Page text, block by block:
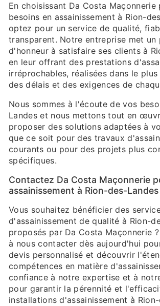
En choisissant Da Costa Maçonnerie
besoins en assainissement à Rion-
optez pour un service de qualité,
transparent. Notre entreprise met un
d'honneur à satisfaire ses clients à
en leur offrant des prestations
irréprochables, réalisées dans le
des délais et des exigences de
Nous sommes à l'écoute de vos
Landes et nous mettons tout en
proposer des solutions adaptées à
que ce soit pour des travaux
courants ou pour des projets plus
spécifiques.
Contactez Da Costa Maçonnerie
assainissement à Rion-des-Landes
Vous souhaitez bénéficier des
d'assainissement de qualité à Rion-
proposés par Da Costa Maçonnerie
à nous contacter dès aujourd'hui
devis personnalisé et découvrir
compétences en matière
confiance à notre expertise et à
pour garantir la pérennité et
installations d'assainissement à